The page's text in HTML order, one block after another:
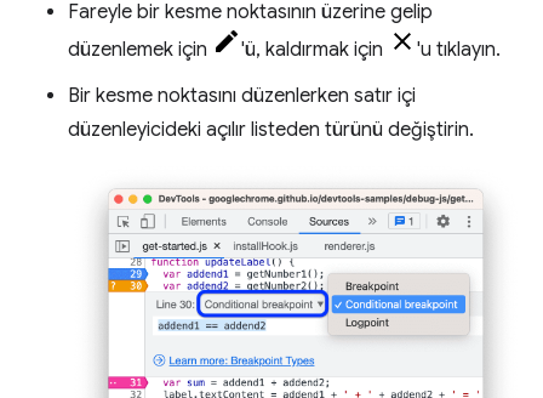
Fareyle bir kesme noktasının üzerine gelip
düzenlemek için
'ü, kaldırmak için
'u tıklayın.
Bir kesme noktasını düzenlerken satır içi
düzenleyicideki açılır listeden türünü değiştirin.